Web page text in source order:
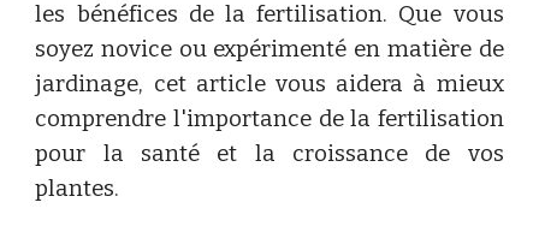
les bénéfices de la fertilisation. Que vous
soyez novice ou expérimenté en matière de
jardinage, cet article vous aidera à mieux
comprendre l'importance de la fertilisation
pour la santé et la croissance de vos
plantes.